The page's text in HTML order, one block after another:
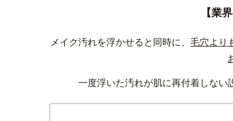
【業
メイク汚れを浮かせると同時に、 毛穴より
一度浮いた汚れが肌に再付着しない